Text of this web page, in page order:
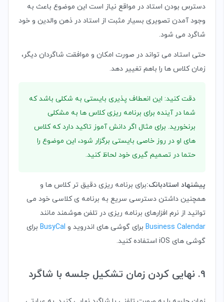
دسترس بودن استاد در مواقع نیاز است این موضوع باعث به
وجود آمدن تصویری بسیار مثبت از استاد در ذهن والدین و خود
شاگرد می شود.
حتی استاد می تواند در صورت امکان و موافقت شاگردان دیگر،
زمان کلاس ها را باهم تغییر دهد.
دقت کنید: این انعطاف پذیری بایستی به شکلی باشد که
شما در آینده برای برنامه ریزی کلاس ها به مشکلی
برنخورید. برای مثال اگر دانش آموز تاکید دارد که کلاس
های او در روز خاصی بایستی برگزار شود، این موضوع را
حتما در تصمیم گیری خود لحاظ کنید.
پیشنهاد استادبانک:برای برنامه ریزی دقیق تر کلاس ها و
همچنین داشتن دسترسی سریع به برنامه ی کلاسی خود می
توانید از نرم افزارهای برنامه ریزی در تلفن هوشمند مانند
Business Calendar برای گوشی های اندروید و BusyCal برای
گوشی های iOS استفاده کنید.
9. نهایی کردن زمان تشکیل جلسه با شاگرد